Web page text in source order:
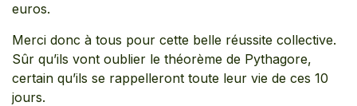
euros.
Merci donc à tous pour cette belle réussite collective.
Sûr qu’ils vont oublier le théorème de Pythagore,
certain qu’ils se rappelleront toute leur vie de ces 10
jours.